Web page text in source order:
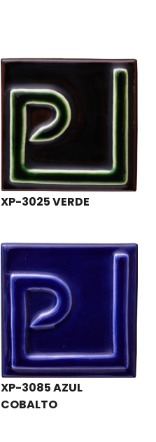
XP-3025 VERDE
XP-3085 AZUL
COBALTO